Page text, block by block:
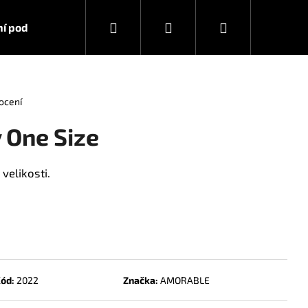
podmínky KontaktyHledat PřihlášeníNákupní
Size
2022 Značka: AMORABLE
STRONG 10 ML